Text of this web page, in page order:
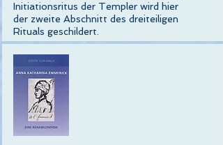
Initiationsritus der Templer wird hier
der zweite Abschnitt des dreiteiligen
Rituals geschildert.